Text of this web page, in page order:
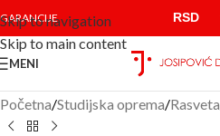
Skip to navigation
Skip to main content
GARANCIJE RSD
MENI
Početna/Studijska oprema/Rasveta